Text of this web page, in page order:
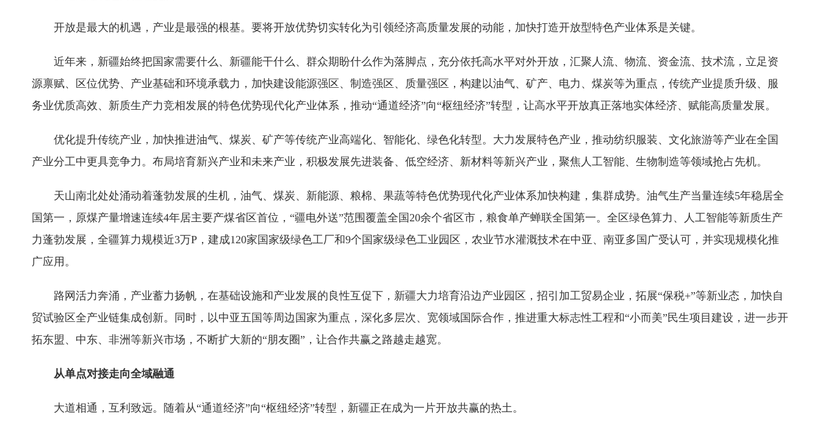
开放是最大的机遇，产业是最强的根基。要将开放优势切实转化为引领经济高质量发展的动能，加快打造开放型特色产业体系是关键。
近年来，新疆始终把国家需要什么、新疆能干什么、群众期盼什么作为落脚点，充分依托高水平对外开放，汇聚人流、物流、资金流、技术流，立足资
源禀赋、区位优势、产业基础和环境承载力，加快建设能源强区、制造强区、质量强区，构建以油气、矿产、电力、煤炭等为重点，传统产业提质升级、服
务业优质高效、新质生产力竞相发展的特色优势现代化产业体系，推动“通道经济”向“枢纽经济”转型，让高水平开放真正落地实体经济、赋能高质量发展。
优化提升传统产业，加快推进油气、煤炭、矿产等传统产业高端化、智能化、绿色化转型。大力发展特色产业，推动纺织服装、文化旅游等产业在全国
产业分工中更具竞争力。布局培育新兴产业和未来产业，积极发展先进装备、低空经济、新材料等新兴产业，聚焦人工智能、生物制造等领域抢占先机。
天山南北处处涌动着蓬勃发展的生机，油气、煤炭、新能源、粮棉、果蔬等特色优势现代化产业体系加快构建，集群成势。油气生产当量连续5年稳居全
国第一，原煤产量增速连续4年居主要产煤省区首位，“疆电外送”范围覆盖全国20余个省区市，粮食单产蝉联全国第一。全区绿色算力、人工智能等新质生产
力蓬勃发展，全疆算力规模近3万P，建成120家国家级绿色工厂和9个国家级绿色工业园区，农业节水灌溉技术在中亚、南亚多国广受认可，并实现规模化推
广应用。
路网活力奔涌，产业蓄力扬帆，在基础设施和产业发展的良性互促下，新疆大力培育沿边产业园区，招引加工贸易企业，拓展“保税+”等新业态，加快自
贸试验区全产业链集成创新。同时，以中亚五国等周边国家为重点，深化多层次、宽领域国际合作，推进重大标志性工程和“小而美”民生项目建设，进一步开
拓东盟、中东、非洲等新兴市场，不断扩大新的“朋友圈”，让合作共赢之路越走越宽。
从单点对接走向全域融通
大道相通，互利致远。随着从“通道经济”向“枢纽经济”转型，新疆正在成为一片开放共赢的热土。